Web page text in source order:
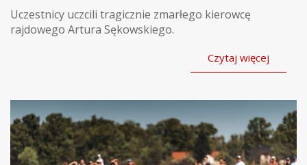
Uczestnicy uczcili tragicznie zmarłego kierowcę
rajdowego Artura Sękowskiego.
Czytaj więcej